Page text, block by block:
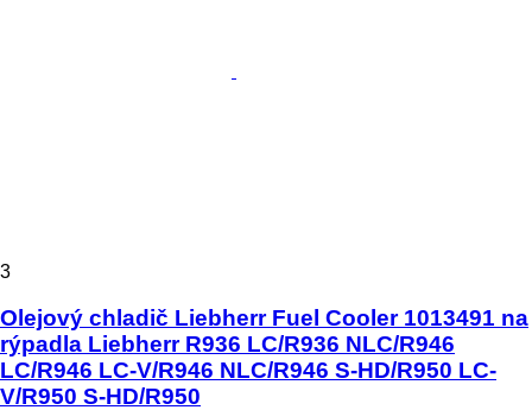
3
Olejový chladič Liebherr Fuel Cooler 1013491 na
rýpadla Liebherr R936 LC/R936 NLC/R946
LC/R946 LC-V/R946 NLC/R946 S-HD/R950 LC-
V/R950 S-HD/R950